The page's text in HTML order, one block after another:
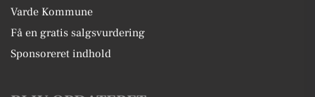
Varde Kommune
Få en gratis salgsvurdering
Sponsoreret indhold